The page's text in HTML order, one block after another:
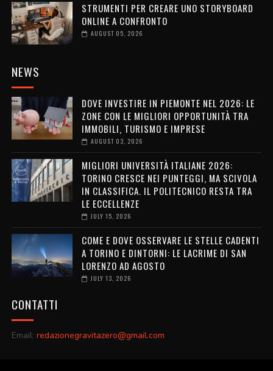
STRUMENTI PER CREARE UNO STORYBOARD
ONLINE A CONFRONTO
AUGUST 05, 2026
NEWS
DOVE INVESTIRE IN PIEMONTE NEL 2026: LE
ZONE CON LE MIGLIORI OPPORTUNITÀ TRA
IMMOBILI, TURISMO E IMPRESE
AUGUST 03, 2026
MIGLIORI UNIVERSITÀ ITALIANE 2026:
TORINO CRESCE NEI PUNTEGGI, MA SCIVOLA
IN CLASSIFICA. IL POLITECNICO RESTA TRA
LE ECCELLENZE
JULY 15, 2026
COME E DOVE OSSERVARE LE STELLE CADENTI
A TORINO E DINTORNI: LE LACRIME DI SAN
LORENZO AD AGOSTO
JULY 13, 2026
CONTATTI
Email: redazionegravitazero@gmail.com